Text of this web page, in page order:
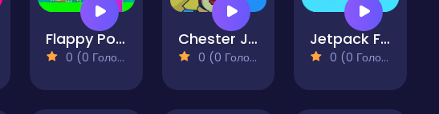
Flappy Potatos
0 (0 Голосів)
Chester Jet Pack
0 (0 Голосів)
Jetpack Fall
0 (0 Голосів)